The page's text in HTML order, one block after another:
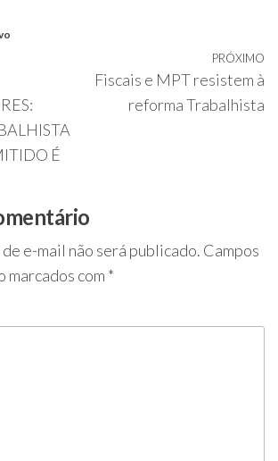
É
PRÓXIMO
Fiscais e MPT resistem à
reforma Trabalhista
e-mail não será publicado. Campos
com *